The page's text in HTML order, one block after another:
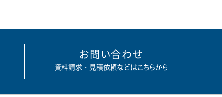
お問い合わせ
資料請求・見積依頼などはこちらから